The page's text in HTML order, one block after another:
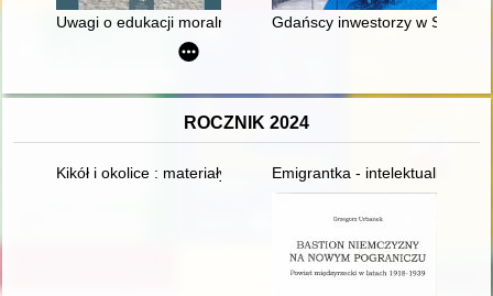
Uwagi o edukacji moralnej synów szlacheckich w XVI-
Gdańscy inwestorzy w
ROCZNIK 2024
Kikół i okolice : materiały do monografii miasta i gminy Kikół
Emigrantka - intelektualistka :